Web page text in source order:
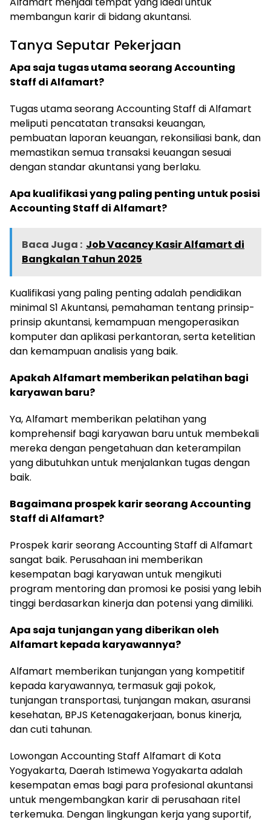
membangun karir di bidang akuntansi.
Tanya Seputar Pekerjaan
Apa saja tugas utama seorang Accounting
Staff di Alfamart?
Tugas utama seorang Accounting Staff di Alfamart
meliputi pencatatan transaksi keuangan,
pembuatan laporan keuangan, rekonsiliasi bank, dan
memastikan semua transaksi keuangan sesuai
dengan standar akuntansi yang berlaku.
Apa kualifikasi yang paling penting untuk posisi
Accounting Staff di Alfamart?
Baca Juga : Job Vacancy Kasir Alfamart di
Bangkalan Tahun 2025
Kualifikasi yang paling penting adalah pendidikan
minimal S1 Akuntansi, pemahaman tentang prinsip-
prinsip akuntansi, kemampuan mengoperasikan
komputer dan aplikasi perkantoran, serta ketelitian
dan kemampuan analisis yang baik.
Apakah Alfamart memberikan pelatihan bagi
karyawan baru?
Ya, Alfamart memberikan pelatihan yang
komprehensif bagi karyawan baru untuk membekali
mereka dengan pengetahuan dan keterampilan
yang dibutuhkan untuk menjalankan tugas dengan
baik.
Bagaimana prospek karir seorang Accounting
Staff di Alfamart?
Prospek karir seorang Accounting Staff di Alfamart
sangat baik. Perusahaan ini memberikan
kesempatan bagi karyawan untuk mengikuti
program mentoring dan promosi ke posisi yang lebih
tinggi berdasarkan kinerja dan potensi yang dimiliki.
Apa saja tunjangan yang diberikan oleh
Alfamart kepada karyawannya?
Alfamart memberikan tunjangan yang kompetitif
kepada karyawannya, termasuk gaji pokok,
tunjangan transportasi, tunjangan makan, asuransi
kesehatan, BPJS Ketenagakerjaan, bonus kinerja,
dan cuti tahunan.
Lowongan Accounting Staff Alfamart di Kota
Yogyakarta, Daerah Istimewa Yogyakarta adalah
kesempatan emas bagi para profesional akuntansi
untuk mengembangkan karir di perusahaan ritel
terkemuka. Dengan lingkungan kerja yang suportif,